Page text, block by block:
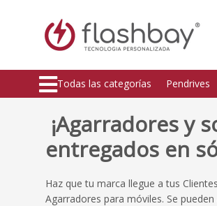
Todas las categorías Pendrives
¡Agarradores y
entregados en
Haz que tu marca llegue a tus
Agarradores para móviles. Se